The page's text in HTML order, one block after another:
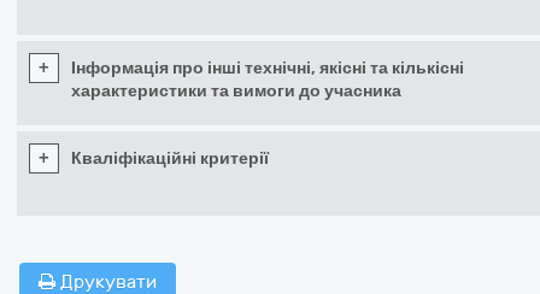
+
Інформація про інші технічні, якісні та кількісні
характеристики та вимоги до учасника
+ Кваліфікаційні критерії
Друкувати